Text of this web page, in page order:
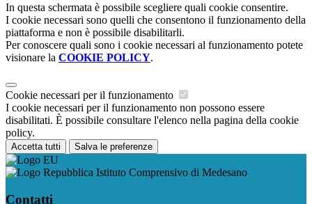
In questa schermata è possibile scegliere quali cookie consentire.
I cookie necessari sono quelli che consentono il funzionamento della
piattaforma e non è possibile disabilitarli.
Per conoscere quali sono i cookie necessari al funzionamento potete
visionare la COOKIE POLICY.
Cookie necessari per il funzionamento
I cookie necessari per il funzionamento non possono essere
disabilitati. È possibile consultare l'elenco nella pagina della cookie
policy.
Accetta tutti Salva le preferenze
Istituto Comprensivo di Medesano
Contatti